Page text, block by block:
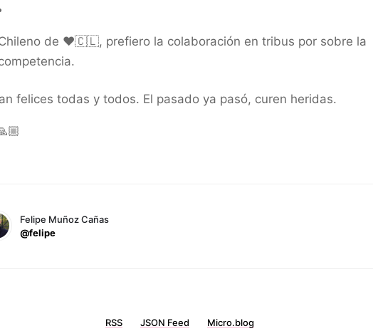
de ❤️🇨🇱, prefiero la colaboración en tribus por sobre la
felices todas y todos. El pasado ya pasó, curen heridas.
Felipe Muñoz Cañas
@felipe
RSS JSON Feed Micro.blog